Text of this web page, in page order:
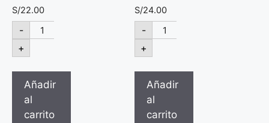
S/22.00
-
+
Añadir
al
carrito
S/24.00
-
+
Añadir
al
carrito